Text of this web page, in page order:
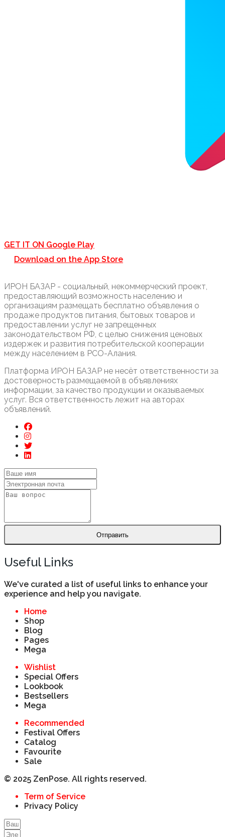
GET IT ON Google Play
Download on the App Store
ИРОН БАЗАР - социальный, некоммерческий проект,
предоставляющий возможность населению и
организациям размещать бесплатно объявления о
продаже продуктов питания, бытовых товаров и
предоставлении услуг не запрещенных
законодательством РФ, с целью снижения ценовых
издержек и развития потребительской кооперации
между населением в РСО-Алания.
Платформа ИРОН БАЗАР не несёт ответственности за
достоверность размещаемой в объявлениях
информации, за качество продукции и оказываемых
услуг. Вся ответственность лежит на авторах
объявлений.
Отправить
Useful Links
We've curated a list of useful links to enhance your
experience and help you navigate.
Home
Shop
Blog
Pages
Mega
Wishlist
Special Offers
Lookbook
Bestsellers
Mega
Recommended
Festival Offers
Catalog
Favourite
Sale
© 2025 ZenPose. All rights reserved.
Term of Service
Privacy Policy